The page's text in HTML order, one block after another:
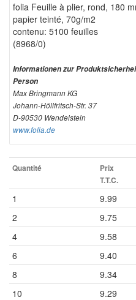
folia Feuille à plier, rond, 180
papier teinté, 70g/m2
contenu: 5100 feuilles
(8968/0)
Informationen zur
Person
Max Bringmann KG
Johann-Höllfritsch-Str. 37
D-90530 Wendelstein
www.folia.de
Quantité
Prix
T.T.C.
1 9.99
2 9.75
4 9.58
6 9.40
8 9.34
10 9.29